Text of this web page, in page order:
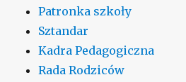
Patronka szkoły
Sztandar
Kadra Pedagogiczna
Rada Rodziców